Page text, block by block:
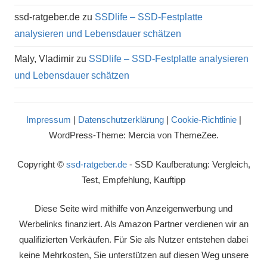
ssd-ratgeber.de zu SSDlife – SSD-Festplatte
analysieren und Lebensdauer schätzen
Maly, Vladimir zu SSDlife – SSD-Festplatte analysieren
und Lebensdauer schätzen
Impressum | Datenschutzerklärung| Cookie-Richtlinie|
WordPress-Theme: Mercia von ThemeZee.
Copyright © ssd-ratgeber.de- SSD Kaufberatung: Vergleich,
Test, Empfehlung, Kauftipp
Diese Seite wird mithilfe von Anzeigenwerbung und
Werbelinks finanziert. Als Amazon Partner verdienen wir an
qualifizierten Verkäufen. Für Sie als Nutzer entstehen dabei
keine Mehrkosten, Sie unterstützen auf diesen Weg unsere